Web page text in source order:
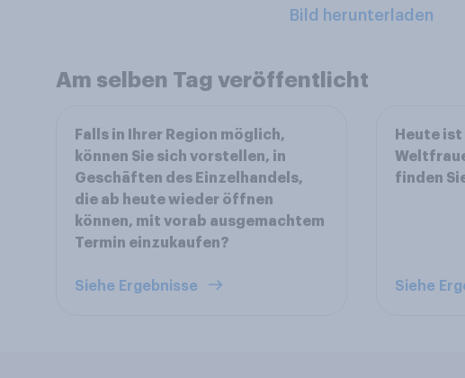
Bild herunterladen
Am selben Tag veröffentlicht
Falls in Ihrer Region möglich,
können Sie sich vorstellen, in
Geschäften des Einzelhandels,
die ab heute wieder öffnen
können, mit vorab ausgemachtem
Termin einzukaufen?
Siehe Ergebnisse
Heute
finden
Siehe